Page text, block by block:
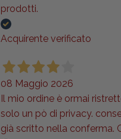
prodotti.
Acquirente verificato
08 Maggio 2026
Il mio ordine è ormai
solo un pò di privacy.
già scritto nella conferma.